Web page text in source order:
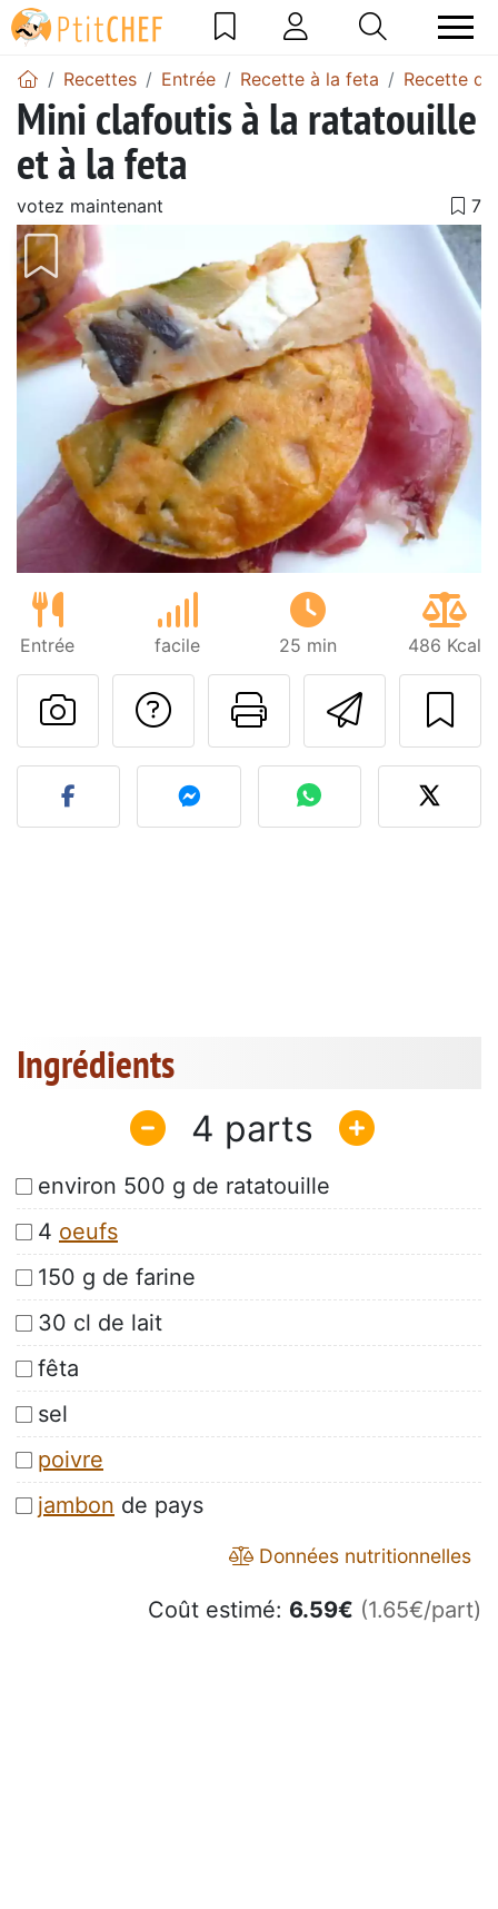
Recettes Entrée Recette à la feta Recette
Mini clafoutis à la ratatouille
et à la feta
votez maintenant
Entrée facile 25 min 486 Kcal
Imprimer
Poser une
Publier votre photo de
Ingrédients
4
environ 500 g de ratatouille
4 oeufs
150 g de farine
30 cl de lait
fêta
sel
poivre
jambon de pays
Données nutritionnelles
Coût estimé: 6.59€ (1.65€/part)